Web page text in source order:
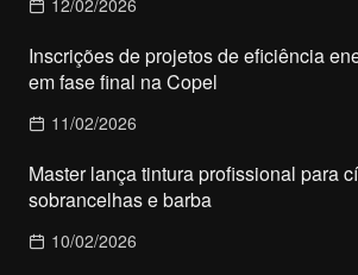
Inscrições de projetos de eficiência
em fase final na Copel
11/02/2026
Master lança tintura profissional para
sobrancelhas e barba
10/02/2026